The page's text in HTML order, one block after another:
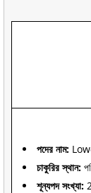
পদের নাম:
চাকুরির স্থান:
শূন্যপদ সংখ্যা: